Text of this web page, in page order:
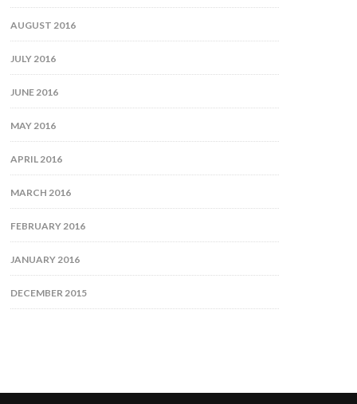
AUGUST 2016
JULY 2016
JUNE 2016
MAY 2016
APRIL 2016
MARCH 2016
FEBRUARY 2016
JANUARY 2016
DECEMBER 2015